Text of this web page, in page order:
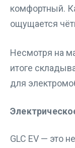
комфортный.
ощущается
Несмотря на
итоге
для
GLC EV — это